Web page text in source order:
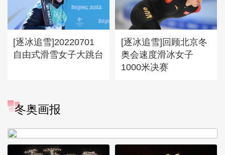
[逐冰追雪]20220701
自由式滑雪女子大跳台
[逐冰追雪]回顾北京冬
奥会速度滑冰女子
1000米决赛
冬奥画报
[图]冬奥会冬残奥会表彰大会